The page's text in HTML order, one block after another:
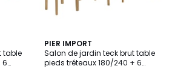
table
6
PIER IMPORT
Salon de jardin teck brut table
pieds tréteaux 180/240 + 6